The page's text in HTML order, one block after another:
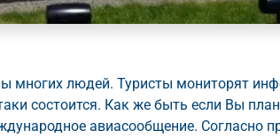
многих людей. Туристы мониторят
состоится. Как же быть если Вы
авиасообщение. Согласно